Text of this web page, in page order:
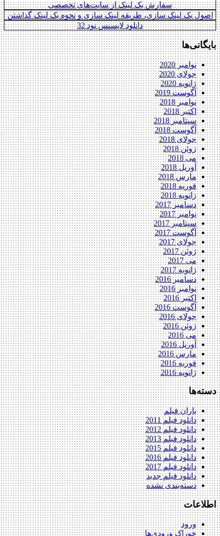
سفارش بک لینک از سایت‌های تخصصی
اصول بک لینک سازی، طریقه لینک سازی و نحوه بک لینک گذاشتن
دانلود لایسنس نود 32
بایگانی‌ها
نوامبر 2020
جولای 2020
ژانویه 2020
آگوست 2019
نوامبر 2018
اکتبر 2018
سپتامبر 2018
آگوست 2018
جولای 2018
ژوئن 2018
می 2018
آوریل 2018
مارس 2018
فوریه 2018
ژانویه 2018
دسامبر 2017
نوامبر 2017
سپتامبر 2017
آگوست 2017
جولای 2017
ژوئن 2017
می 2017
ژانویه 2017
دسامبر 2016
نوامبر 2016
اکتبر 2016
آگوست 2016
جولای 2016
ژوئن 2016
می 2016
آوریل 2016
مارس 2016
فوریه 2016
ژانویه 2016
دسته‌ها
باران فیلم
دانلود فیلم 2011
دانلود فیلم 2012
دانلود فیلم 2013
دانلود فیلم 2015
دانلود فیلم 2016
دانلود فیلم 2017
دانلود فیلم جدید
دسته‌بندی نشده
اطلاعات
ورود
خوراک ورودی‌ها